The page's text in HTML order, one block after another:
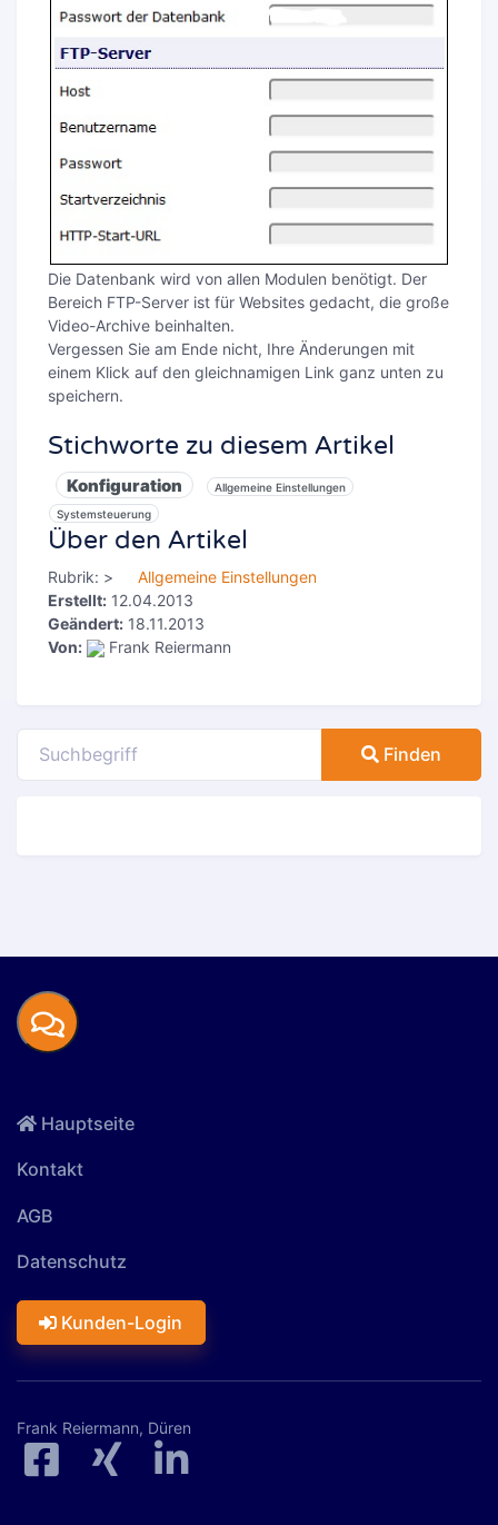
Die Datenbank wird von allen Modulen benötigt. Der
Bereich FTP-Server ist für Websites gedacht, die große
Video-Archive beinhalten.
Vergessen Sie am Ende nicht, Ihre Änderungen mit
einem Klick auf den gleichnamigen Link ganz unten zu
speichern.
Stichworte zu diesem Artikel
Konfiguration Allgemeine Einstellungen
Systemsteuerung
Über den Artikel
Rubrik: >
Allgemeine Einstellungen
Erstellt: 12.04.2013
Geändert: 18.11.2013
Von:
Frank Reiermann
Finden
Hauptseite
Kontakt
AGB
Datenschutz
Kunden-Login
Frank Reiermann, Düren